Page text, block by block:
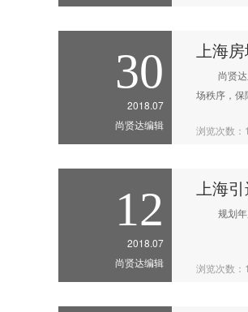
30
2018.07
尚贤达编辑
上海
尚贤达上
场秩序，保
浏览次数：
12
2018.07
尚贤达编辑
上海
规划年产
浏览次数：